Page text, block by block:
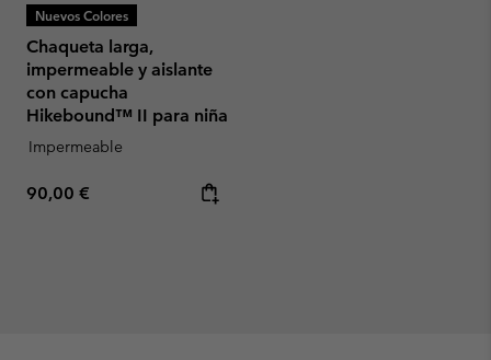
Nuevos Colores
Chaqueta larga,
impermeable y aislante
con capucha
Hikebound™ II para niña
Impermeable
Regular price:
90,00 €